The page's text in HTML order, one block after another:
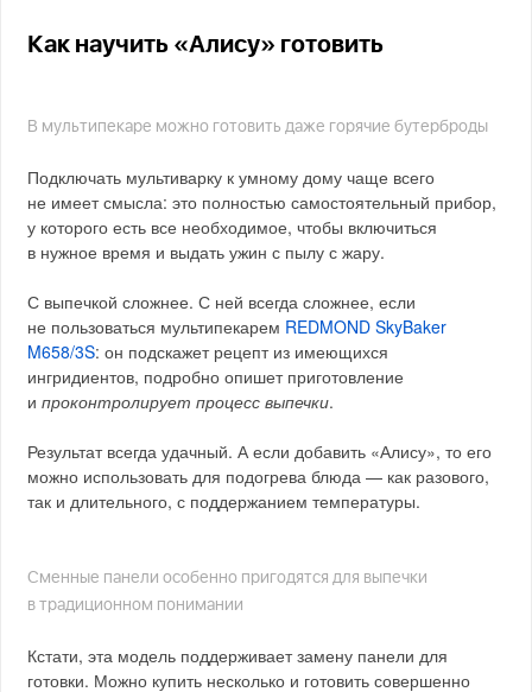
Как научить «Алису» готовить
В мультипекаре можно готовить даже горячие бутерброды
Подключать мультиварку к умному дому чаще всего
не имеет смысла: это полностью самостоятельный прибор,
у которого есть все необходимое, чтобы включиться
в нужное время и выдать ужин с пылу с жару.
С выпечкой сложнее. С ней всегда сложнее, если
не пользоваться мультипекарем REDMOND SkyBaker
M658/3S: он подскажет рецепт из имеющихся
ингридиентов, подробно опишет приготовление
ипроконтролирует процесс выпечки.
Результат всегда удачный. А если добавить «Алису», то его
можно использовать для подогрева блюда — как разового,
так и длительного, с поддержанием температуры.
Сменные панели особенно пригодятся для выпечки
в традиционном понимании
Кстати, эта модель поддерживает замену панели для
готовки. Можно купить несколько и готовить совершенно